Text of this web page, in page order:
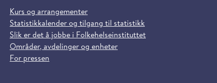
Kurs og arrangementer
Statistikkalender og tilgang til statistikk
Slik er det å jobbe i Folkehelseinstituttet
Områder, avdelinger og enheter
For pressen